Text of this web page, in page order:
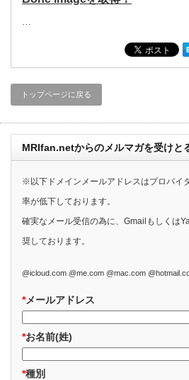
…
トップページに戻る
MRIfan.netからのメルマガを受けと
※以下ドメインメールアドレスはプロバイ
率が低下しております。
確実なメール受信の為に、Gmailもしくは
奨しております。
@icloud.com @me.com @mac.com
*メールアドレス
*お名前(姓)
*種別